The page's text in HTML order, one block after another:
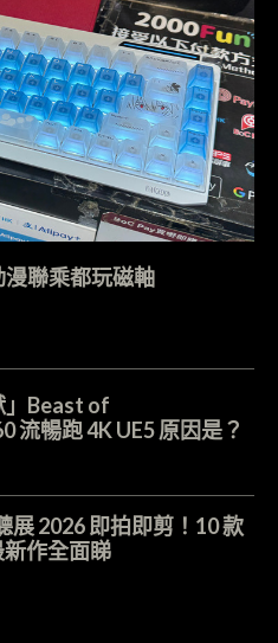
漫聯乘都玩磁軸
」Beast of
暢跑 4K UE5 原因是？
展 2026 即拍即剪！10 款
作全面睇